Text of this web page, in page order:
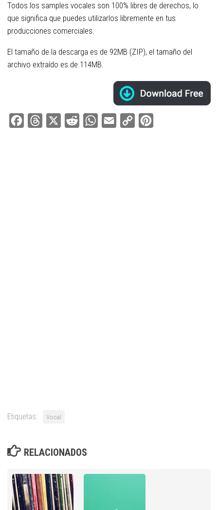
Todos los samples vocales son 100% libres de derechos, lo
que significa que puedes utilizarlos libremente en tus
producciones comerciales.
El tamaño de la descarga es de 92MB (ZIP), el tamaño del
archivo extraído es de 114MB.
FacebookThreads Reddit WhatsApp
Email
Copy
Etiquetas: Vocal
RELACIONADOS